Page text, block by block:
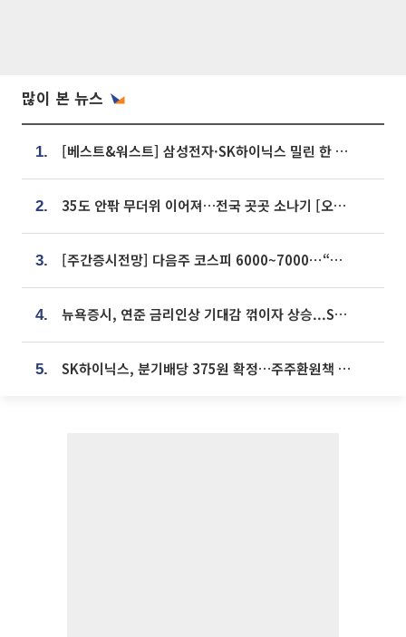
많이 본 뉴스
1. [베스트&워스트] 삼성전자·SK하이닉스 밀린 한 주…상상인증권은 85% 급등
2. 35도 안팎 무더위 이어져…전국 곳곳 소나기 [오늘 날씨]
3. [주간증시전망] 다음주 코스피 6000~7000⋯“外人 수급은 정책이 변수”
4. 뉴욕증시, 연준 금리인상 기대감 꺾이자 상승...S&P500 사상 최고치 [종합]
5. SK하이닉스, 분기배당 375원 확정…주주환원책 9월로 앞당겨 발표